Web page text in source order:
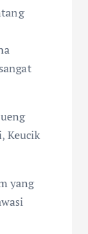
Keucik
yang